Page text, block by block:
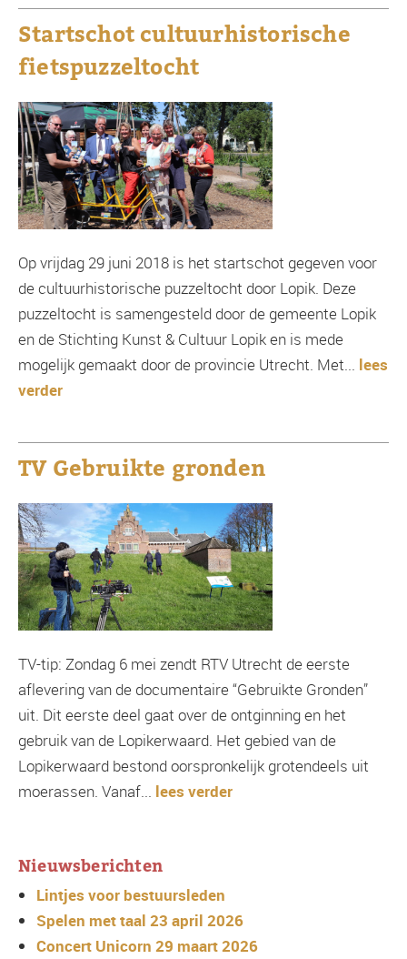
Nieuwsberichten
Lintjes voor bestuursleden
Spelen met taal 23 april 2026
Concert Unicorn 29 maart 2026
Startschot cultuurhistorische
fietspuzzeltocht
Op vrijdag 29 juni 2018 is het startschot gegeven voor
de cultuurhistorische puzzeltocht door Lopik. Deze
puzzeltocht is samengesteld door de gemeente Lopik
en de Stichting Kunst & Cultuur Lopik en is mede
mogelijk gemaakt door de provincie Utrecht. Met... lees
verder
TV Gebruikte gronden
TV-tip: Zondag 6 mei zendt RTV Utrecht de eerste
aflevering van de documentaire “Gebruikte Gronden”
uit. Dit eerste deel gaat over de ontginning en het
gebruik van de Lopikerwaard. Het gebied van de
Lopikerwaard bestond oorspronkelijk grotendeels uit
moerassen. Vanaf... lees verder